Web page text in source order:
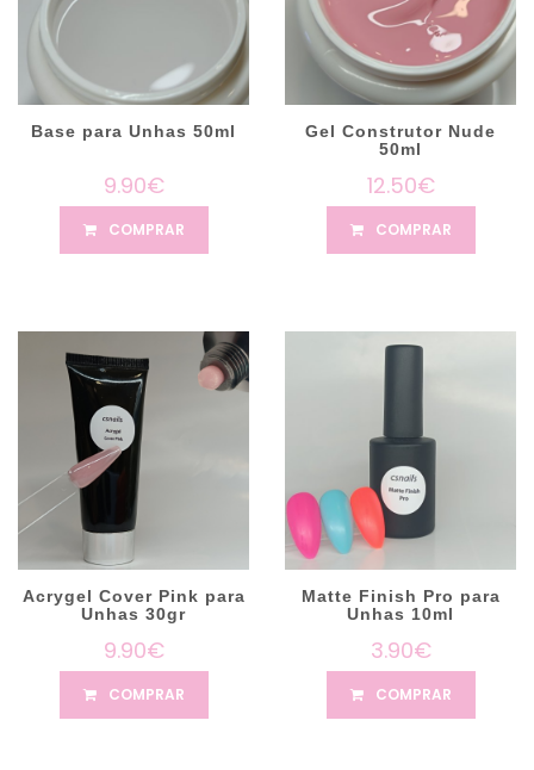
Base para Unhas 50ml
9.90€
COMPRAR
Gel Construtor Nude
50ml
12.50€
COMPRAR
Acrygel Cover Pink para
Unhas 30gr
9.90€
COMPRAR
Matte Finish Pro para
Unhas 10ml
3.90€
COMPRAR